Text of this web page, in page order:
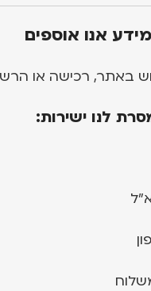
באתר, רכישה או
לנו ישירות: